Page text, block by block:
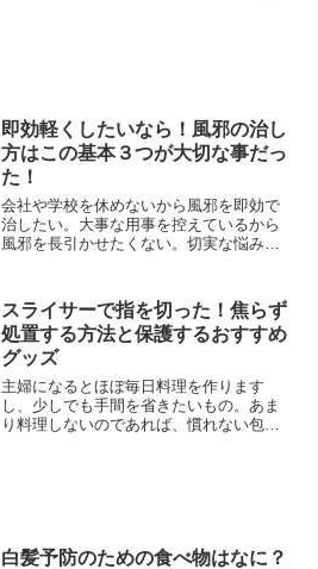
即効軽くしたいなら！風邪の治し
方はこの基本３つが大切な事だっ
た！
会社や学校を休めないから風邪を即効で
治したい。大事な用事を控えているから
風邪を長引かせたくない。切実な悩みで
失敗してしまったりする原因にもなりま
す。そこで今回は、風邪を...
スライサーで指を切った！焦らず
処置する方法と保護するおすすめ
グッズ
主婦になるとほぼ毎日料理を作ります
し、少しでも手間を省きたいもの。あま
り料理しないのであれば、慣れない包丁
白髪予防のための食べ物はなに？